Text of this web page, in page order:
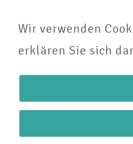
NAVIGATION ÖFFNEN
Wir verwenden
erklären Sie sich